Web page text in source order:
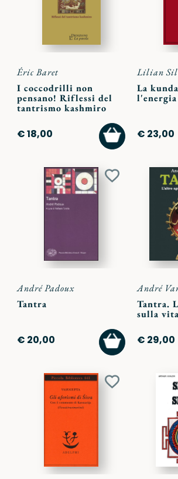
Éric Baret
I coccodrilli non
pensano! Riflessi del
tantrismo kashmiro
€ 18,00
AGGIUNGI
AL
CARRELLO
Lilian
La
€ 23,00
Aggiungi
André Padoux
Tantra
€ 20,00
AGGIUNGI
AL
CARRELLO
André
Tantra.
sulla
€ 29,00
Aggiungi